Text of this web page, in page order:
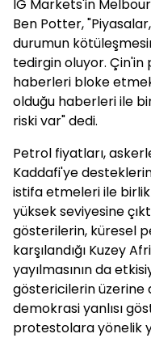
IG Markets'in
Ben Potter,
durumun
tedirgin oluyor.
haberleri bloke
olduğu haberleri ile
riski var" dedi.
Petrol fiyatları,
Kaddafi'ye
istifa etmeleri ile
yüksek seviyesine
gösterilerin, küresel
karşılandığı Kuzey
yayılmasının da
göstericilerin üzerine
demokrasi yanlısı
protestolara yönelik